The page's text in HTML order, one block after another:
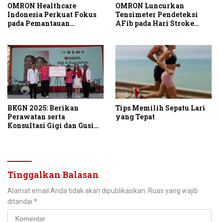
OMRON Healthcare
Indonesia Perkuat Fokus
pada Pemantauan
Tanpa Kontak
OMRON Luncurkan
Tensimeter Pendeteksi
AFib pada Hari Stroke
BKGN 2025: Berikan
Perawatan serta
Konsultasi Gigi dan Gusi
Tips Memilih Sepatu Lari
yang Tepat
Tinggalkan Balasan
Alamat email Anda tidak akan dipublikasikan. Ruas yang wajib
ditandai *